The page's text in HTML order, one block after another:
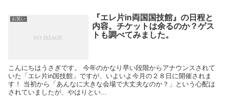
お笑い
『エレ片in両国国技館』の日程と
内容。チケットは余るのか？ゲス
トも調べてみました。
こんにちはうさぎです。 今年のかなり早い段階からアナウンスされて
いた「エレ片in国技館」ですが、いよいよ今月の２８日に開催されま
す！ 当初から「あんなに大きな会場で大丈夫なのか？」という心配は
されていましたが、やはりとい...